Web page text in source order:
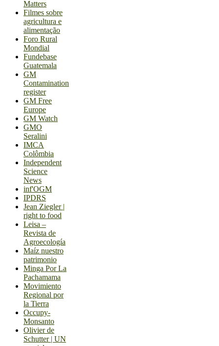
Matters
Filmes sobre
agricultura e
alimentação
Foro Rural
Mondial
Fundebase
Guatemala
GM
Contamination
register
GM Free
Europe
GM Watch
GMO
Seralini
IMCA
Colômbia
Independent
Science
News
inf'OGM
IPDRS
Jean Ziegler |
right to food
Leisa –
Revista de
Agroecología
Maíz nuestro
patrimonio
Minga Por La
Pachamama
Movimiento
Regional por
la Tierra
Occupy-
Monsanto
Olivier de
Schutter | UN